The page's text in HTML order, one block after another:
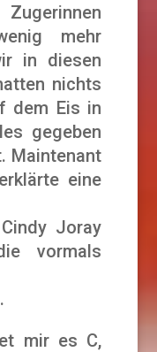
mehr
in diesen
nichts
dem Eis in
gegeben
Maintenant
eine
Joray
vormals
mir es C,